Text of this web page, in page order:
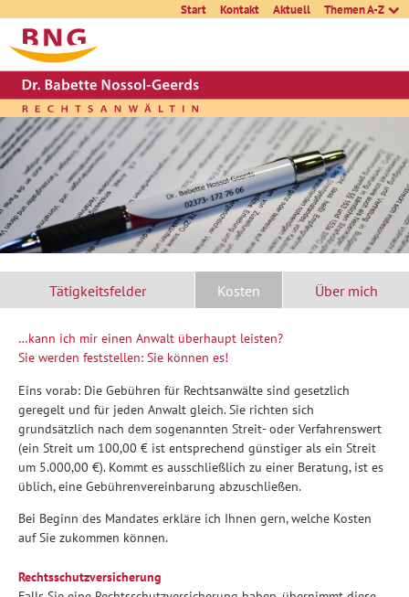
Start Kontakt Aktuell Themen A-Z
Tätigkeitsfelder Kosten Über mich
…kann ich mir einen Anwalt überhaupt leisten?
Sie werden feststellen: Sie können es!
Eins vorab: Die Gebühren für Rechtsanwälte sind gesetzlich
geregelt und für jeden Anwalt gleich. Sie richten sich
grundsätzlich nach dem sogenannten Streit- oder Verfahrenswert
(ein Streit um 100,00 € ist entsprechend günstiger als ein Streit
um 5.000,00 €). Kommt es ausschließlich zu einer Beratung, ist es
üblich, eine Gebührenvereinbarung abzuschließen.
Bei Beginn des Mandates erkläre ich Ihnen gern, welche Kosten
auf Sie zukommen können.
Rechtsschutzversicherung